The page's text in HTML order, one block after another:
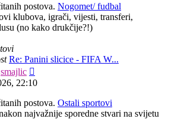
Nogomet/ fudbal
klubova, igrači, vijesti, transferi,
(no kako drukčije?!)
Re: Panini slicice - FIFA W...
smajlic
post
22:10
Ostali sportovi
najvažnije sporedne stvari na svijetu